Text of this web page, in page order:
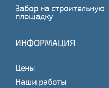
Забор на строительную
площадку
ИНФОРМАЦИЯ
Цены
Наши работы